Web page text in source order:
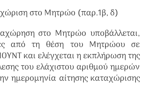
στο Μητρώο (παρ.1β, δ)
στο Μητρώο υποβάλλεται,
από τη θέση του Μητρώου σε
και ελέγχεται η εκπλήρωση της
του ελάχιστου αριθμού ημερών
ημερομηνία αίτησης καταχώρισης